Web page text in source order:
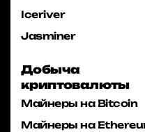
Iceriver
Jasminer
Добыча
криптовалюты
Майнеры на Bitcoin
Майнеры на